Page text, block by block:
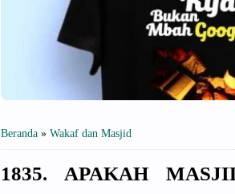
Beranda » Wakaf dan Masjid
1835. APAKAH